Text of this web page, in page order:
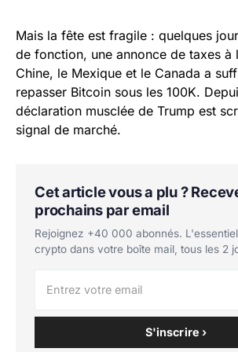
Mais la fête est fragile : quelques
de fonction, une annonce de taxes à
Chine, le Mexique et le Canada a
repasser Bitcoin sous les 100K.
déclaration musclée de Trump est
signal de marché.
Cet article vous a plu ?
prochains par email
Rejoignez +40 000 abonnés.
crypto dans votre boîte mail, tous les 2
S'inscrire ›